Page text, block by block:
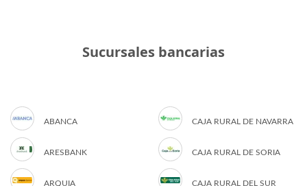
Sucursales bancarias
ABANCA
ARESBANK
ARQUIA
CAJA RURAL DE NAVARRA
CAJA RURAL DE SORIA
CAJA RURAL DEL SUR